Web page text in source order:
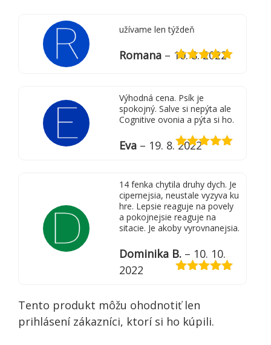
užívame len týždeň
Romana – 10. 8. 2022
Výhodná cena. Psík je
spokojný. Salve si nepýta ale
Cognitive ovonia a pýta si ho.
Eva – 19. 8. 2022
14 fenka chytila druhy dych. Je
cipernejsia, neustale vyzyva ku
hre. Lepsie reaguje na povely
a pokojnejsie reaguje na
sitacie. Je akoby vyrovnanejsia.
Dominika B. – 10. 10.
2022
Tento produkt môžu ohodnotiť len
prihlásení zákazníci, ktorí si ho kúpili.